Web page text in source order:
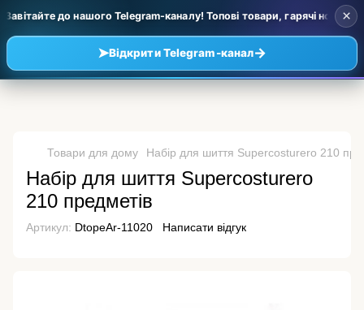
до нашого Telegram-каналу! Топові товари, гарячі новинки
➤Відкрити Telegram-канал→
×
Товари для дому Набір для шиття Supercosturero 210
Набір для шиття Supercosturero
210 предметів
Артикул: DtopeAr-11020 Написати відгук